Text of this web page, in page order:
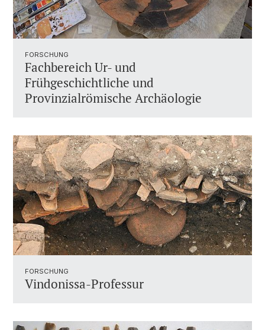
FORSCHUNG
Fachbereich Ur- und
Frühgeschichtliche und
Provinzialrömische Archäologie
FORSCHUNG
Vindonissa-Professur